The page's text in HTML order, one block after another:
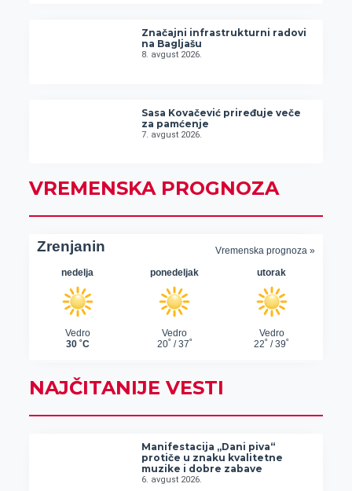
Značajni infrastrukturni radovi
na Bagljašu
8. avgust 2026.
Sasa Kovačević priređuje veče
za pamćenje
7. avgust 2026.
VREMENSKA PROGNOZA
NAJČITANIJE VESTI
Manifestacija „Dani piva“
protiče u znaku kvalitetne
muzike i dobre zabave
6. avgust 2026.